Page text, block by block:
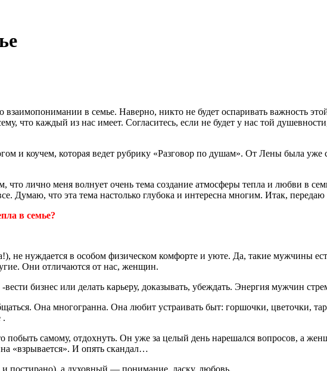
взаимопонимании в семье. Наверно, никто не будет оспаривать важность
что каждый из нас имеет. Согласитесь, если не будет у нас той
и коучем, которая ведет рубрику «Разговор по душам». От Лены была уже
лично меня волнует очень тема создание атмосферы тепла и любви в
Думаю, что эта тема настолько глубока и интересна многим. Итак, передаю
в семье?
нуждается в особом физическом комфорте и уюте. Да, такие мужчины
Они отличаются от нас, женщин.
бизнес или делать карьеру, доказывать, убеждать. Энергия мужчин
Она многогранна. Она любит устраивать быт: горшочки, цветочки,
.
побыть самому, отдохнуть. Он уже за целый день нарешался вопросов, а
«взрывается». И опять скандал…
постирано), а духовный — понимание, ласку, любовь.